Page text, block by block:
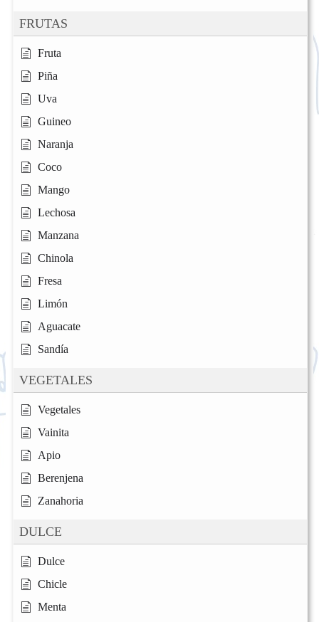
FRUTAS
Fruta
Piña
Uva
Guineo
Naranja
Coco
Mango
Lechosa
Manzana
Chinola
Fresa
Limón
Aguacate
Sandía
VEGETALES
Vegetales
Vainita
Apio
Berenjena
Zanahoria
DULCE
Dulce
Chicle
Menta